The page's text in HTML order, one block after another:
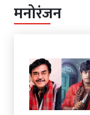
मनोरंजन